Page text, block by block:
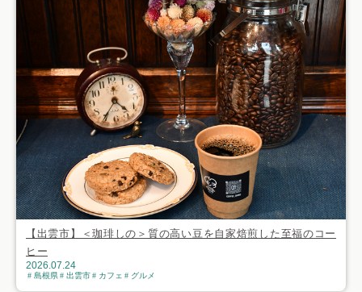
【出雲市】＜珈琲しの＞質の高い豆を自家焙煎した至福のコー
ヒー
2026.07.24
島根県 出雲市 カフェ グルメ